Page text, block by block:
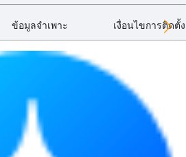
ข้อมูลจำเพาะ เงื่อนไขการติดตั้ง